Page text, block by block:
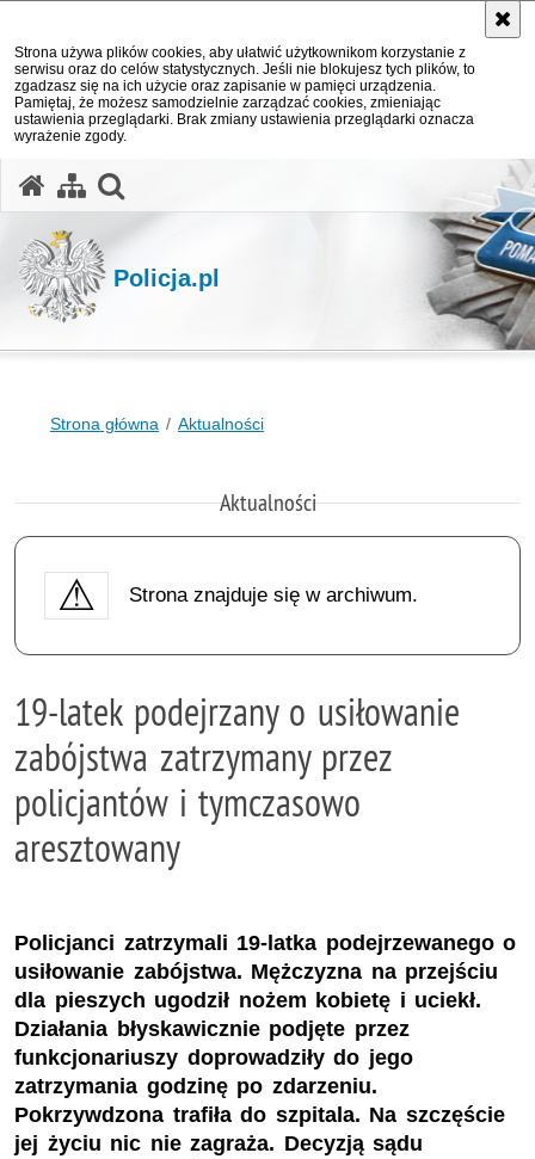
Strona używa plików cookies, aby ułatwić użytkownikom korzystanie z
serwisu oraz do celów statystycznych. Jeśli nie blokujesz tych plików, to
zgadzasz się na ich użycie oraz zapisanie w pamięci urządzenia.
Pamiętaj, że możesz samodzielnie zarządzać cookies, zmieniając
ustawienia przeglądarki. Brak zmiany ustawienia przeglądarki oznacza
wyrażenie zgody.
Policja.pl
Strona główna Aktualności
Aktualności
Strona znajduje się w archiwum.
19-latek podejrzany o usiłowanie
zabójstwa zatrzymany przez
policjantów i tymczasowo
aresztowany
Policjanci zatrzymali 19-latka podejrzewanego o
usiłowanie zabójstwa. Mężczyzna na przejściu
dla pieszych ugodził nożem kobietę i uciekł.
Działania błyskawicznie podjęte przez
funkcjonariuszy doprowadziły do jego
zatrzymania godzinę po zdarzeniu.
Pokrzywdzona trafiła do szpitala. Na szczęście
jej życiu nic nie zagraża. Decyzją sądu